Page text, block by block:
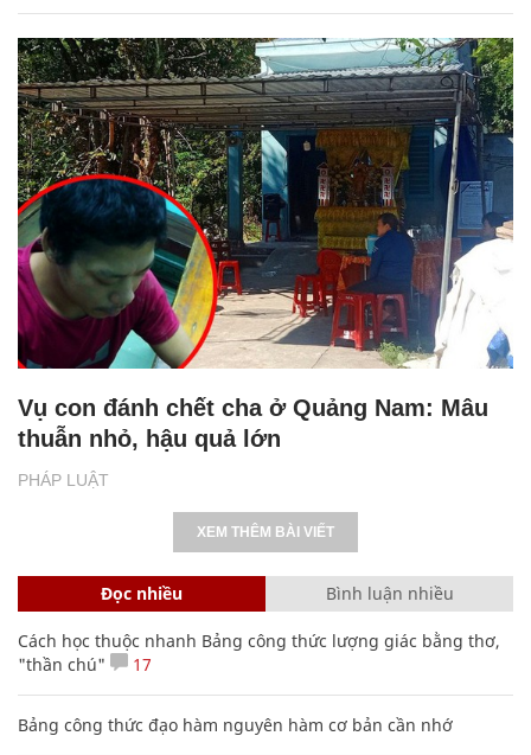
PHÁP LUẬT
Vụ con đánh chết cha ở Quảng Nam: Mâu
thuẫn nhỏ, hậu quả lớn
XEM THÊM BÀI VIẾT
Đọc nhiều Bình luận nhiều
Cách học thuộc nhanh Bảng công thức lượng giác bằng thơ,
"thần chú"
17
Bảng công thức đạo hàm nguyên hàm cơ bản cần nhớ